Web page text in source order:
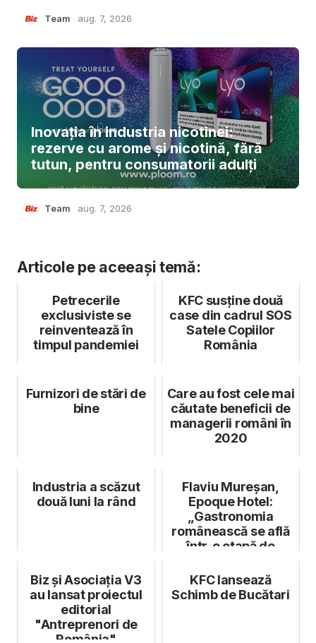
Team aug. 7, 2026
Inovația în industria nicotinei:
rezerve cu arome și nicotină, fără
tutun, pentru consumatorii adulți
Team aug. 7, 2026
Articole pe aceeași temă:
Petrecerile
exclusiviste se
reinventează în
timpul pandemiei
KFC susține două
case din cadrul SOS
Satele Copiilor
România
Furnizori de stări de
bine
Care au fost cele mai
căutate beneficii de
managerii români în
2020
Industria a scăzut
două luni la rând
Flaviu Mureșan,
Epoque Hotel:
„Gastronomia
românească se află
într-o etapă de
identită...
Biz și Asociația V3
au lansat proiectul
editorial
"Antreprenori de
România"
KFC lansează
Schimb de Bucătari